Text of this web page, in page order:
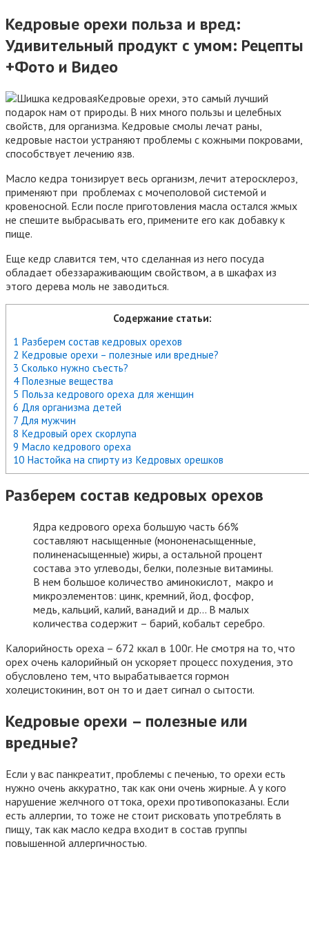
Кедровые орехи польза и вред:
Удивительный продукт с умом: Рецепты
+Фото и Видео
Кедровые орехи, это самый лучший
подарок нам от природы. В них много пользы и целебных
свойств, для организма. Кедровые смолы лечат раны,
кедровые настои устраняют проблемы с кожными покровами,
способствует лечению язв.
Масло кедра тонизирует весь организм, лечит атеросклероз,
применяют при проблемах с мочеполовой системой и
кровеносной. Если после приготовления масла остался жмых
не спешите выбрасывать его, примените его как добавку к
пище.
Еще кедр славится тем, что сделанная из него посуда
обладает обеззараживающим свойством, а в шкафах из
этого дерева моль не заводиться.
Содержание статьи:
1 Разберем состав кедровых орехов
2 Кедровые орехи – полезные или вредные?
3 Сколько нужно съесть?
4 Полезные вещества
5 Польза кедрового ореха для женщин
6 Для организма детей
7 Для мужчин
8 Кедровый орех скорлупа
9 Масло кедрового ореха
10 Настойка на спирту из Кедровых орешков
Разберем состав кедровых орехов
Ядра кедрового ореха большую часть 66%
составляют насыщенные (мононенасыщенные,
полиненасыщенные) жиры, а остальной процент
состава это углеводы, белки, полезные витамины.
В нем большое количество аминокислот, макро и
микроэлементов: цинк, кремний, йод, фосфор,
медь, кальций, калий, ванадий и др… В малых
количества содержит – барий, кобальт серебро.
Калорийность ореха – 672 ккал в 100г. Не смотря на то, что
орех очень калорийный он ускоряет процесс похудения, это
обусловлено тем, что вырабатывается гормон
холецистокинин, вот он то и дает сигнал о сытости.
Кедровые орехи – полезные или
вредные?
Если у вас панкреатит, проблемы с печенью, то орехи есть
нужно очень аккуратно, так как они очень жирные. А у кого
нарушение желчного оттока, орехи противопоказаны. Если
есть аллергии, то тоже не стоит рисковать употреблять в
пищу, так как масло кедра входит в состав группы
повышенной аллергичностью.